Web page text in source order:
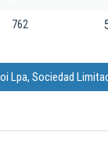
762
Lpa, Sociedad